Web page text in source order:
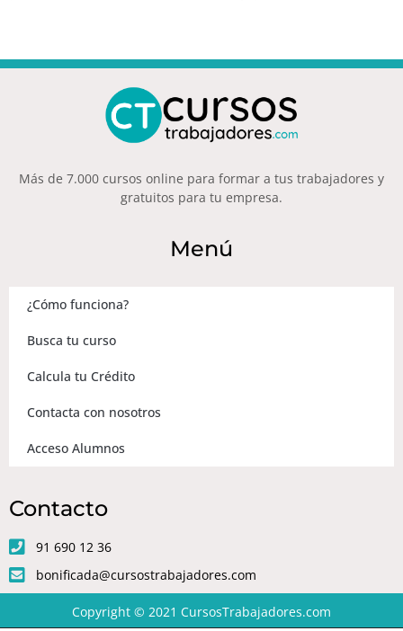
Más de 7.000 cursos online para formar a tus trabajadores y
gratuitos para tu empresa.
Menú
¿Cómo funciona?
Busca tu curso
Calcula tu Crédito
Contacta con nosotros
Acceso Alumnos
Contacto
91 690 12 36
bonificada@cursostrabajadores.com
Copyright © 2021 CursosTrabajadores.com